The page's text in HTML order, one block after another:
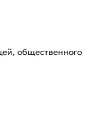
общественного